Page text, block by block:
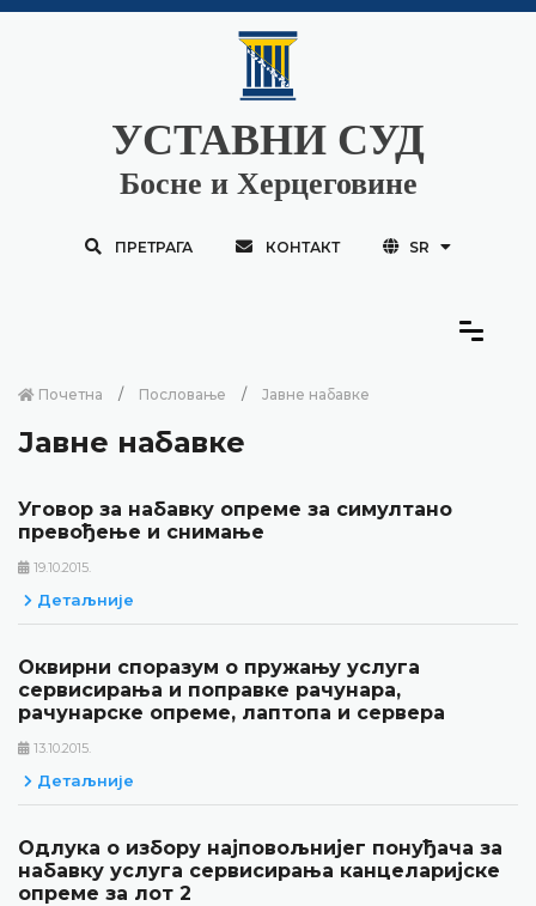
УСТАВНИ СУД
Босне и Херцеговине
ПРЕТРАГА КОНТАКТ SR
Почетна Пословање Јавне набавке
Јавне набавке
Уговор за набавку опреме за симултано
превођење и снимање
19.10.2015.
Детаљније
Оквирни споразум о пружању услуга
сервисирања и поправке рачунара,
рачунарске опреме, лаптопа и сервера
13.10.2015.
Детаљније
Одлука о избору најповољнијег понуђача за
набавку услуга сервисирања канцеларијске
опреме за лот 2